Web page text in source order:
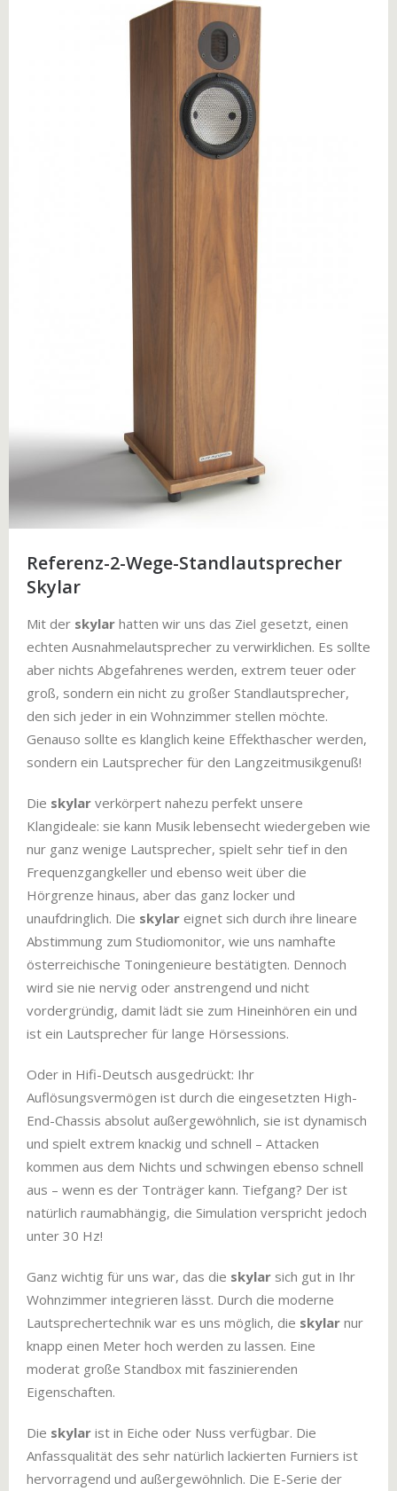
Referenz-2-Wege-Standlautsprecher
Skylar
Mit der skylar hatten wir uns das Ziel gesetzt, einen
echten Ausnahmelautsprecher zu verwirklichen. Es sollte
aber nichts Abgefahrenes werden, extrem teuer oder
groß, sondern ein nicht zu großer Standlautsprecher,
den sich jeder in ein Wohnzimmer stellen möchte.
Genauso sollte es klanglich keine Effekthascher werden,
sondern ein Lautsprecher für den Langzeitmusikgenuß!
Die skylar verkörpert nahezu perfekt unsere
Klangideale: sie kann Musik lebensecht wiedergeben wie
nur ganz wenige Lautsprecher, spielt sehr tief in den
Frequenzgangkeller und ebenso weit über die
Hörgrenze hinaus, aber das ganz locker und
unaufdringlich. Die skylar eignet sich durch ihre lineare
Abstimmung zum Studiomonitor, wie uns namhafte
österreichische Toningenieure bestätigten. Dennoch
wird sie nie nervig oder anstrengend und nicht
vordergründig, damit lädt sie zum Hineinhören ein und
ist ein Lautsprecher für lange Hörsessions.
Oder in Hifi-Deutsch ausgedrückt: Ihr
Auflösungsvermögen ist durch die eingesetzten High-
End-Chassis absolut außergewöhnlich, sie ist dynamisch
und spielt extrem knackig und schnell – Attacken
kommen aus dem Nichts und schwingen ebenso schnell
aus – wenn es der Tonträger kann. Tiefgang? Der ist
natürlich raumabhängig, die Simulation verspricht jedoch
unter 30 Hz!
Ganz wichtig für uns war, das die skylar sich gut in Ihr
Wohnzimmer integrieren lässt. Durch die moderne
Lautsprechertechnik war es uns möglich, die skylar nur
knapp einen Meter hoch werden zu lassen. Eine
moderat große Standbox mit faszinierenden
Eigenschaften.
Die skylar ist in Eiche oder Nuss verfügbar. Die
Anfassqualität des sehr natürlich lackierten Furniers ist
hervorragend und außergewöhnlich. Die E-Serie der